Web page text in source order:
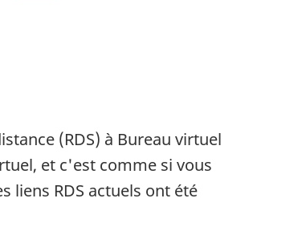
(RDS) à Bureau virtuel
et c'est comme si vous
liens RDS actuels ont été